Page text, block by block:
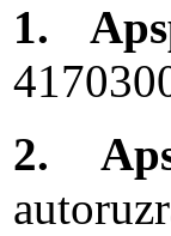
1.
2.